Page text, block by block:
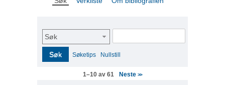
Søk
Søk Søketips Nullstill
1–10 av 61 Neste>>